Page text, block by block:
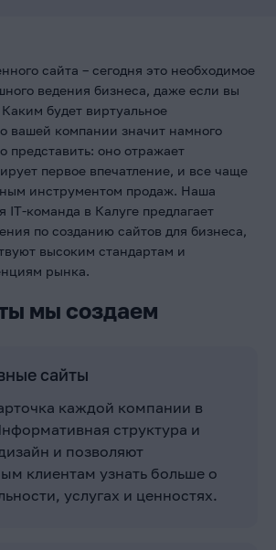
сайта – сегодня это необходимое
ведения бизнеса, даже если вы
будет виртуальное
вашей компании значит намного
представить: оно отражает
первое впечатление, и все чаще
инструментом продаж. Наша
IT-команда в Калуге предлагает
по созданию сайтов для бизнеса,
высоким стандартам и
рынка.
мы создаем
сайты
каждой компании в
структура и
и позволяют
клиентам узнать больше о
услугах и ценностях.